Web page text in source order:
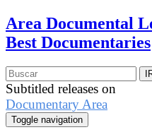
Area Documental
Best Documentaries
Subtitled releases on
Documentary Area
Toggle navigation